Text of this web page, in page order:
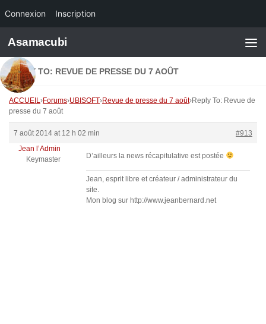
Connexion Inscription
Skip to content
Asamacubi
REPLY TO: REVUE DE PRESSE DU 7 AOÛT
ACCUEIL›Forums›UBISOFT›Revue de presse du 7 août›Reply To: Revue de
presse du 7 août
7 août 2014 at 12 h 02 min
#913
Jean l’Admin
Keymaster
D’ailleurs la news récapitulative est postée
Jean, esprit libre et créateur / administrateur du
site.
Mon blog sur http://www.jeanbernard.net